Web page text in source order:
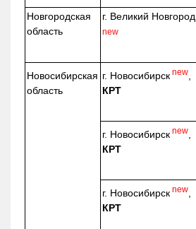
Новгородская
область
г. Великий Новгород
new
Новосибирская
область
г. Новосибирск new
КРТ
г. Новосибирск new
КРТ
г. Новосибирск new
КРТ